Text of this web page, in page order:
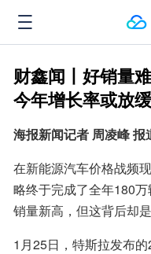
财鑫闻丨好销量
今年增长率或放缓
海报新闻记者 周凌峰 报
在新能源汽车价格战频
略终于完成了全年180
销量新高，但这背后却
1月25日，特斯拉发布